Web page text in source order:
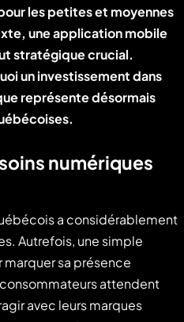
les petites et moyennes
une application mobile
stratégique crucial.
un investissement dans
représente désormais
numériques
a considérablement
Autrefois, une simple
sa présence
attendent
avec leurs marques